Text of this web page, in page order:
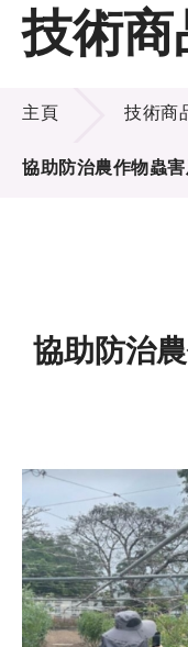
主頁
關於LSCM
技術商品化
服務
重點項目
項目及資助
科技分享
會籍
技術商
技術商品化
主頁 技術商
協助防治農作物蟲
協助防治